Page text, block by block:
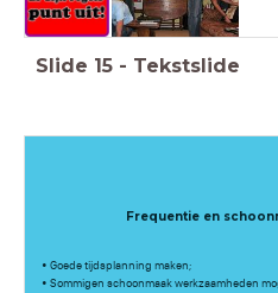
Slide 15 - Tekstslide
Frequentie en
• Goede tijdsplanning maken;
• Sommigen schoonmaak werkzaamheden